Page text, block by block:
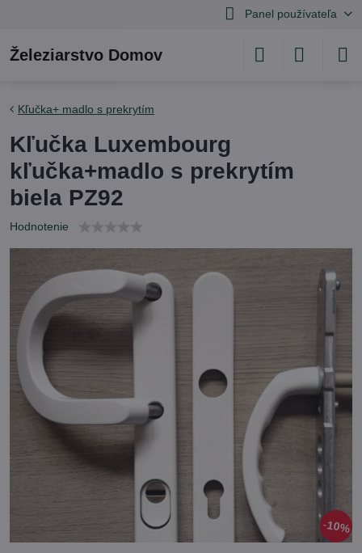
Panel používateľa
Železiarstvo Domov
10%
Kľučka+ madlo s prekrytím
Kľučka Luxembourg
kľučka+madlo s prekrytím
biela PZ92
Hodnotenie